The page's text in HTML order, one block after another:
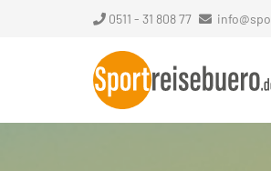
0511 - 31 808 77